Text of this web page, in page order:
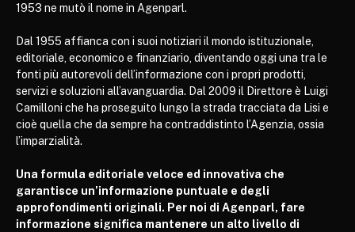
1953 ne mutò il nome in Agenparl.
Dal 1955 affianca con i suoi notiziari il mondo istituzionale,
editoriale, economico e finanziario, diventando oggi una tra le
fonti più autorevoli dell’informazione con i propri prodotti,
servizi e soluzioni all’avanguardia. Dal 2009 il Direttore è Luigi
Camilloni che ha proseguito lungo la strada tracciata da Lisi e
cioè quella che da sempre ha contraddistinto l’Agenzia, ossia
l’imparzialità.
Una formula editoriale veloce ed innovativa che
garantisce un’informazione puntuale e degli
approfondimenti originali. Per noi di Agenparl, fare
informazione significa mantenere un alto livello di